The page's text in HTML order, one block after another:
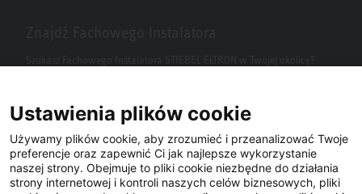
Ustawienia plików cookie
Używamy plików cookie, aby zrozumieć i przeanalizować Twoje
preferencje oraz zapewnić Ci jak najlepsze wykorzystanie
naszej strony. Obejmuje to pliki cookie niezbędne do działania
strony internetowej i kontroli naszych celów biznesowych, pliki